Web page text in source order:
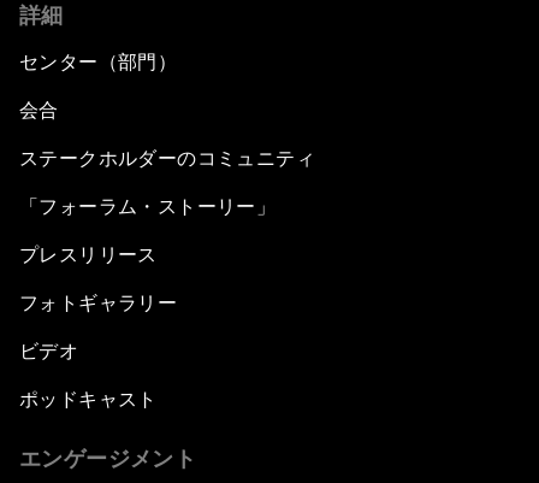
詳細
センター（部門）
会合
ステークホルダーのコミュニティ
「フォーラム・ストーリー」
プレスリリース
フォトギャラリー
ビデオ
ポッドキャスト
エンゲージメント